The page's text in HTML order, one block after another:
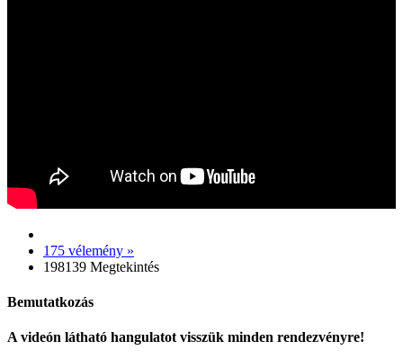
175 vélemény »
198139 Megtekintés
Bemutatkozás
A videón látható hangulatot visszük minden rendezvényre!